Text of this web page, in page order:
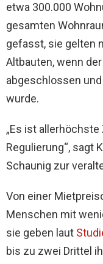
etwa 300.000
gesamten
gefasst, sie gelten
Altbauten, wenn
abgeschlossen
wurde.
„Es ist
Regulierung“, sagt
Schaunig zur
Von einer
Menschen mit
sie geben laut
bis zu zwei Drittel